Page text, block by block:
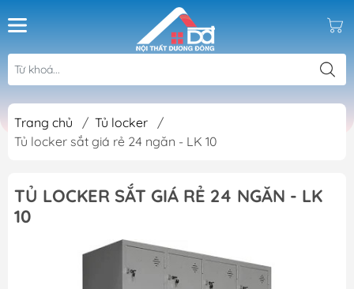
Trang chủ / Tủ locker
/
Tủ locker sắt giá rẻ 24 ngăn - LK 10
TỦ LOCKER SẮT GIÁ RẺ 24 NGĂN - LK
10